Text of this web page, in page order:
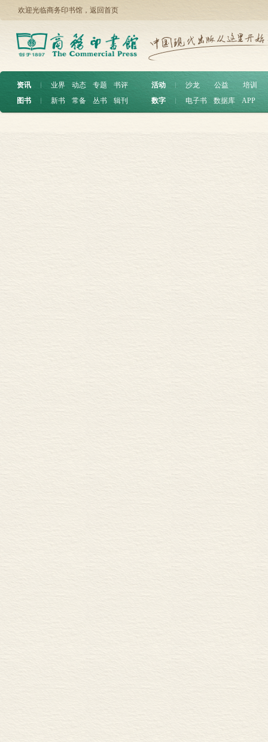
欢迎光临商务印书馆， 返回首页
资讯 ︱ 业界 动态 专题
书评
图书
︱ 新书 常备 丛书 辑刊
活动 沙龙 公益
培训
数字
电子书 数据库 APP